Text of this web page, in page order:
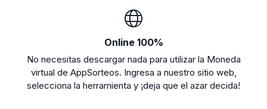
Online 100%
No necesitas descargar nada para utilizar la Moneda
virtual de AppSorteos. Ingresa a nuestro sitio web,
selecciona la herramienta y ¡deja que el azar decida!